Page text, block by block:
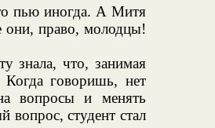
пью иногда. А Митя
они, право, молодцы!
знала, что, занимая
Когда говоришь, нет
вопросы и менять
вопрос, студент стал